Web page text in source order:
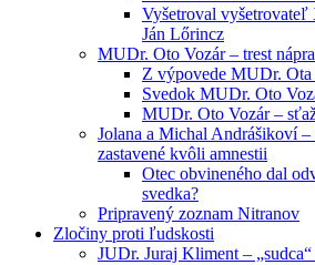
Vyšetroval
Ján Lőrincz
MUDr. Oto Vozár – trest
Z výpovede MUDr. Ota
Svedok MUDr. Oto
MUDr. Oto Vozár –
Jolana a Michal Andrášikoví –
zastavené kvôli amnestii
Otec obvineného dal
svedka?
Pripravený zoznam Nitranov
Zločiny proti ľudskosti
JUDr. Juraj Kliment –